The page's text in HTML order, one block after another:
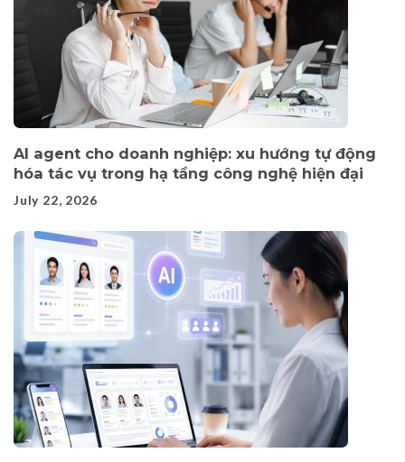
AI agent cho doanh nghiệp: xu hướng tự động
hóa tác vụ trong hạ tầng công nghệ hiện đại
July 22, 2026